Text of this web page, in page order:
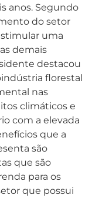
anos. Segundo
do setor
uma
demais
destacou
florestal
nas
climáticos e
com a elevada
que a
são
que são
para os
que possui